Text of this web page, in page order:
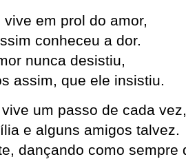
em prol do amor,
conheceu a dor.
nunca desistiu,
assim, que ele insistiu.
um passo de cada vez,
e alguns amigos talvez.
dançando como sempre